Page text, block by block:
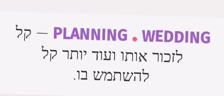
PLANNING . WEDDING
— קל
לזכור אותו ועוד יותר קל
להשתמש בו.